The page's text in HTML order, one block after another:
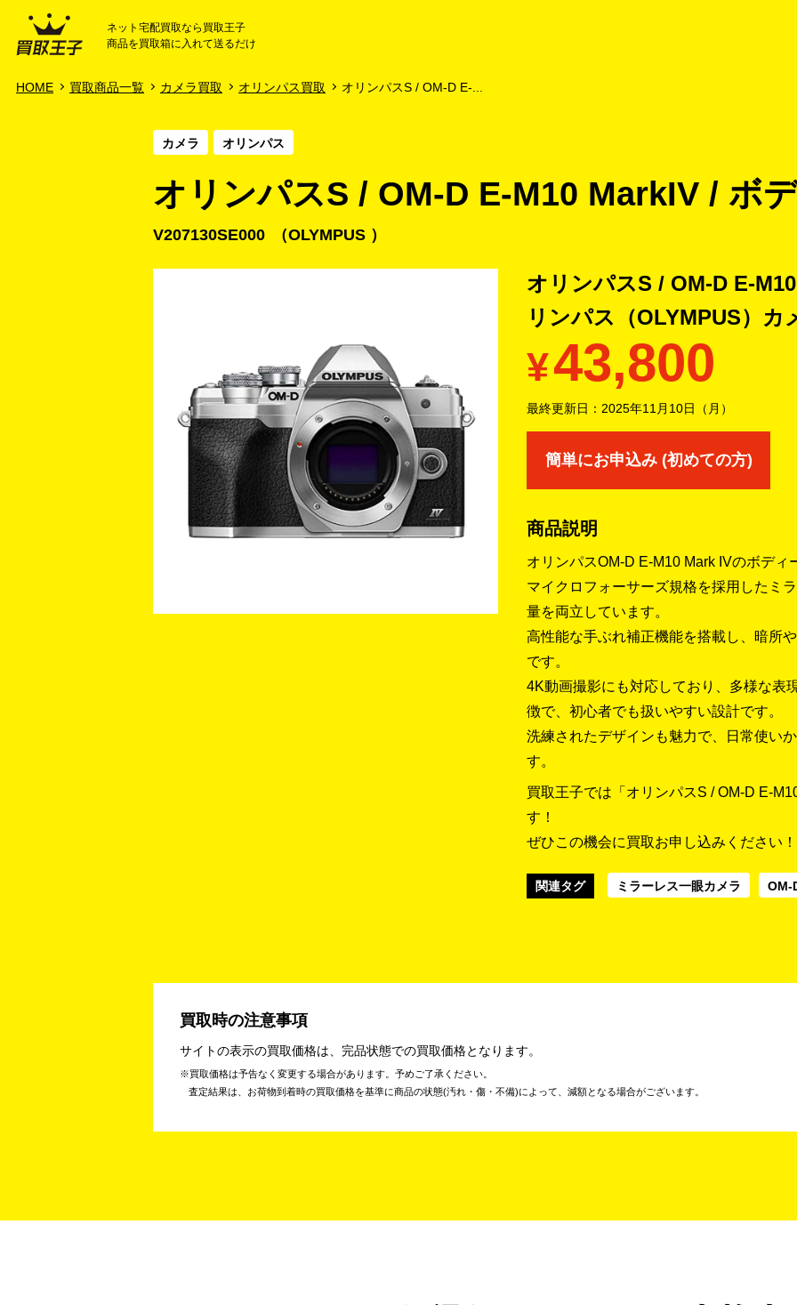
HOME
ネット宅配買取なら買取王子
商品を買取箱に入れて送るだけ
HOME 買取商品一覧 カメラ買取 オリンパス買取 オリンパスS / OM-D E-...
カメラ オリンパス
オリンパスS / OM-D E-M10 MarkIV / ボ
V207130SE000 OLYMPUS
オリンパスS / OM-D E-
リンパス（OLYMPUS）カ
¥43,800
最終更新日： 2025年11月10日（月）
簡単にお申込み (初めての方)
商品説明
オリンパスOM-D E-M10 Mark IVのボディ
マイクロフォーサーズ規格を採用したミ
量を両立しています。
高性能な手ぶれ補正機能を搭載し、暗所
です。
4K動画撮影にも対応しており、多様な表
徴で、初心者でも扱いやすい設計です。
洗練されたデザインも魅力で、日常使い
す。
買取王子では「オリンパスS / OM-D E-
す！
ぜひこの機会に買取お申し込みください！
関連タグ ミラーレス一眼カメラ OM-
買取時の注意事項
サイトの表示の買取価格は、完品状態での買取価格となります。
買取価格は予告なく変更する場合があります。予めご了承ください。
査定結果は、お荷物到着時の買取価格を基準に商品の状態(汚れ・傷・不備)によって、減額となる場合がございます。